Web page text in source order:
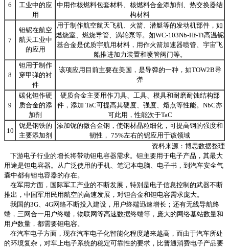
6
工业中的应
用
中用作核燃料包套材料、核燃料合金添加剂、热交换器结
构材料
7
钽铌在航空
航天工业中
的应用
用于制作航空航天飞机、火箭、潜艇等的发动机部件，如
燃烧室、燃烧导管、涡轮泵等。如WC-103Nb-Hf-Ti高温铌
基合金是优质宇航用材料，用作火箭加速器喷管、宇宙飞
船推进加力装置和喷管阀门等。
8
钽用于制作
穿甲弹的衬
件
该项应用目前主要在美国，是导弹的一种，如TOW2B导
弹
9
碳化钽作硬
质合金的添
加剂
硬质合金主要用作刀具、工具、模具和耐磨耐蚀结构部
件，添加 TaC可提高其硬度、强度、熔点等性能。NbC亦
可此用，性能次于TaC
10
铌是钢铁的
主要添加剂
添加铌的微合金钢，使钢材晶粒细化，可提高钢的强度和
韧性， 75%左右的铌应用于该领域
资料来源： 博思数据整理
下游电子行业的增长将带动钽电容器需求。钽主要用于电子产品，其最大
用途是钽电容器。从广泛使用的手机、笔记本电脑、电子书，到汽车安全气
囊中都有钽电容器的存在。
在军用方面，国际军工产业的不断发展，特别是电子信息控制的武器不断
推出，中国军用民用航空的高速发展，对钽合金和钽电容需求庞大。
我国的3G、4G网络不断投入建设，用户终端迅速增长；还有无线导航终
端，三网合一用户终端，物联网等高速数据终端等，庞大的网络基站数量和
用户数量，都需要钽电容。
在汽车电子方面，现在汽车电子化智能化程度越来越高，而由于汽车所处
的环境复杂，对车上电子系统的稳定可靠性的要求，比普通消费电子产品要